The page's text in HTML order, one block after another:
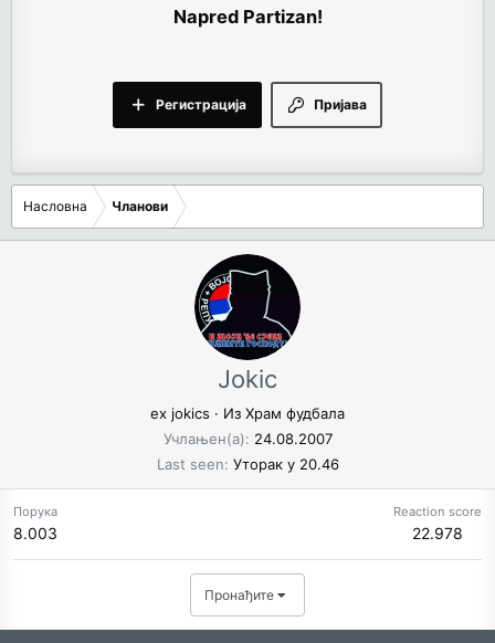
Napred Partizan!
Пријава
Регистрација
Насловна Чланови
Jokic
ex jokics · Из Храм фудбала
Учлањен(а)
24.08.2007
Last seen Уторак у 20.46
Порука
8.003
Reaction score
22.978
Пронађите